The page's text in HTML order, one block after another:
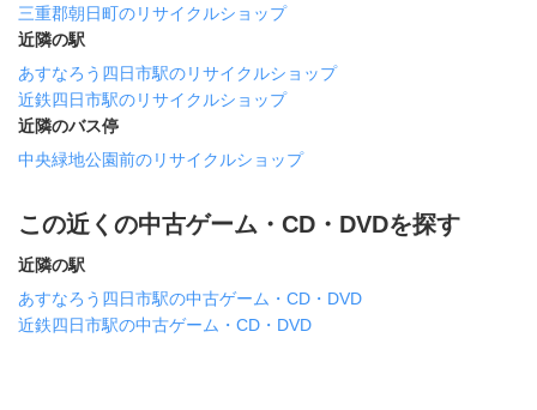
三重郡朝日町のリサイクルショップ
近隣の駅
あすなろう四日市駅のリサイクルショップ
近鉄四日市駅のリサイクルショップ
近隣のバス停
中央緑地公園前のリサイクルショップ
この近くの中古ゲーム・CD・DVDを探す
近隣の駅
あすなろう四日市駅の中古ゲーム・CD・DVD
近鉄四日市駅の中古ゲーム・CD・DVD